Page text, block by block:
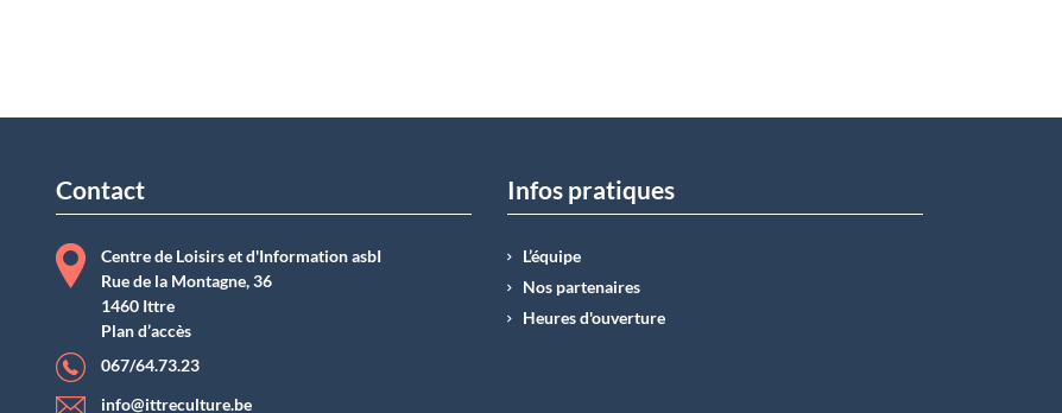
Contact
Centre de Loisirs et d'Information asbI
Rue de la Montagne, 36
1460 Ittre
Plan d’accès
067/64.73.23
info@ittreculture.be
Infos pratiques
L’équipe
Nos partenaires
Heures d'ouverture